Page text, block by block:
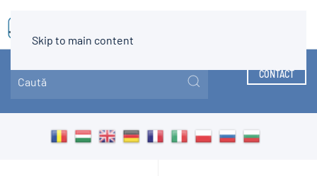
Skip to main content
CONTACT